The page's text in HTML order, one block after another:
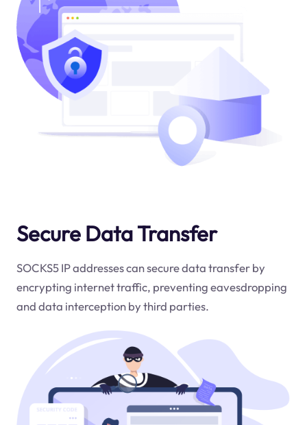
Secure Data Transfer
SOCKS5 IP addresses can secure data transfer by
encrypting internet traffic, preventing eavesdropping
and data interception by third parties.